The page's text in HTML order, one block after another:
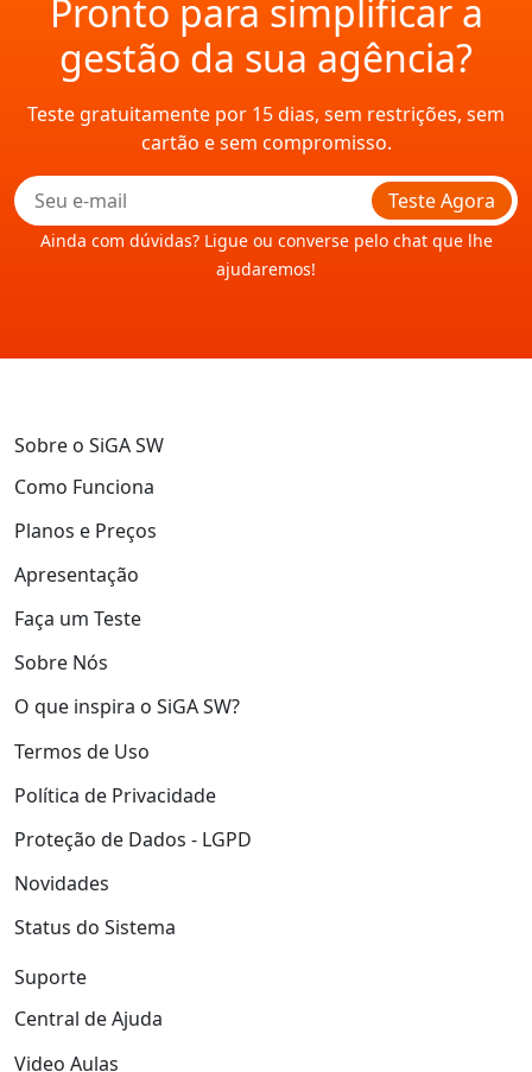
Pronto para simplificar a
gestão da sua agência?
Teste gratuitamente por 15 dias, sem restrições, sem
cartão e sem compromisso.
Teste Agora
Ainda com dúvidas? Ligue ou converse pelo chat que lhe
ajudaremos!
Sobre o SiGA SW
Como Funciona
Planos e Preços
Apresentação
Faça um Teste
Sobre Nós
O que inspira o SiGA SW?
Termos de Uso
Política de Privacidade
Proteção de Dados - LGPD
Novidades
Status do Sistema
Suporte
Central de Ajuda
Video Aulas